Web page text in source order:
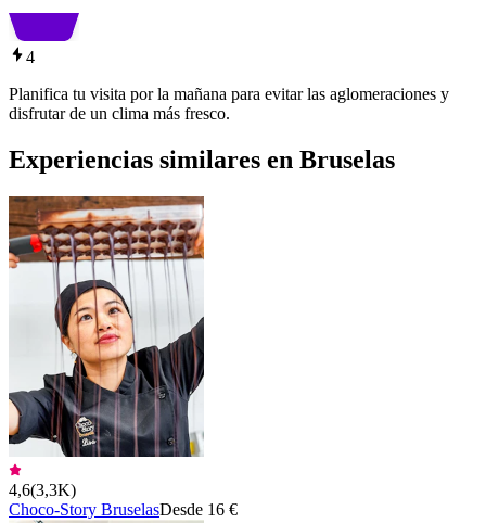
4
Planifica tu visita por la mañana para evitar las aglomeraciones y
disfrutar de un clima más fresco.
Experiencias similares en Bruselas
4,6(3,3K)
Choco-Story BruselasDesde 16 €